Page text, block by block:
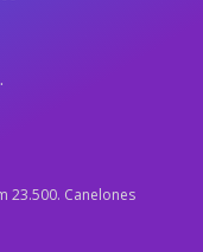
23.500. Canelones